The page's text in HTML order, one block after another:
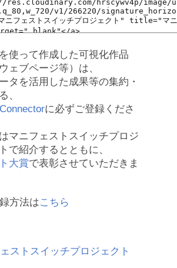
使って作成した可視化作品
ェブページ等）は、
タを活用した成果等の集約・
、
に必ずご登録くださ
マニフェストスイッチプロジ
で紹介するとともに、
大賞で表彰させていただきま
方法はこちら